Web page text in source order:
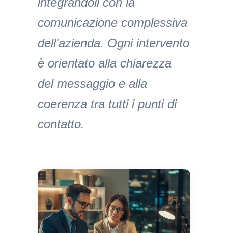
comunicazione complessiva
dell'azienda. Ogni intervento
è orientato alla chiarezza
del messaggio e alla
coerenza tra tutti i punti di
contatto.